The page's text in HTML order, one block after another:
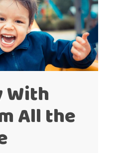
With
All the